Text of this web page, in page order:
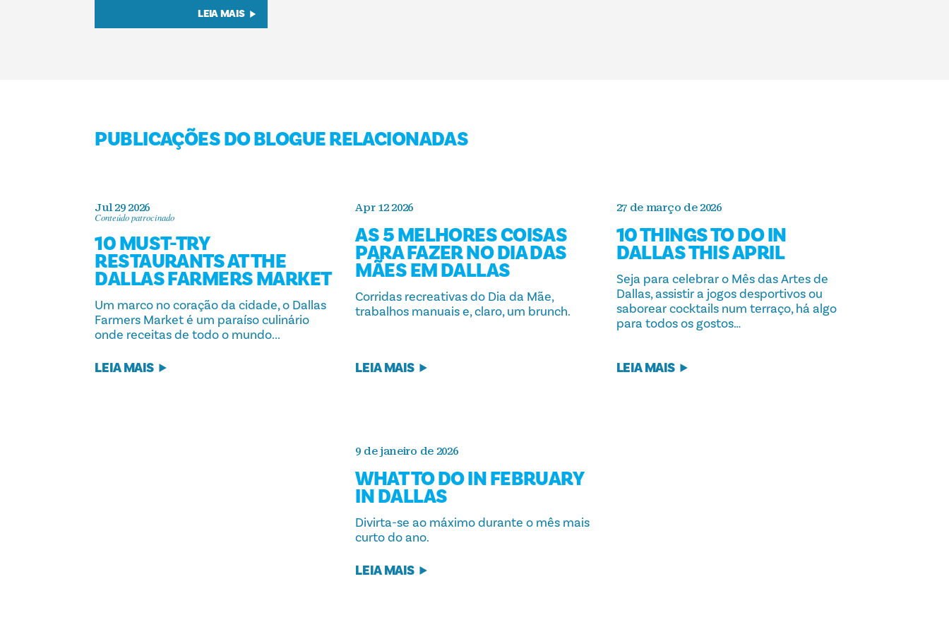
LEIA MAIS
PUBLICAÇÕES DO BLOGUE RELACIONADAS
Jul 29 2026
Conteúdo patrocinado
10 MUST-TRY
RESTAURANTS AT THE
DALLAS FARMERS MARKET
Um marco no coração da cidade, o Dallas
Farmers Market é um paraíso culinário
onde receitas de todo o mundo...
LEIA MAIS
Apr 12 2026
AS 5 MELHORES COISAS
PARA FAZER NO DIA DAS
MÃES EM DALLAS
Corridas recreativas do Dia da Mãe,
trabalhos manuais e, claro, um brunch.
LEIA MAIS
27 de março de 2026
10 THINGS TO DO IN
DALLAS THIS APRIL
Seja para celebrar o Mês das Artes de
Dallas, assistir a jogos desportivos ou
saborear cocktails num terraço, há algo
para todos os gostos…
LEIA MAIS
9 de janeiro de 2026
WHAT TO DO IN FEBRUARY
IN DALLAS
Divirta-se ao máximo durante o mês mais
curto do ano.
LEIA MAIS